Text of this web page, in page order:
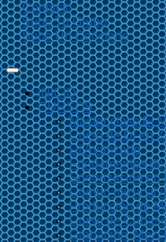
Contacto
Sube Tu Grupo
Sube Un Concierto
INICIO
CURSOS
Master class El
Curso de Dj en
Dj Avanzado
Fundamentos
Sonorización en
Combo musical
Producción de
Curso de
Grabación,